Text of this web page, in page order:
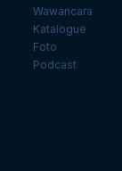
Wawancara
Katalogue
Foto
Podcast